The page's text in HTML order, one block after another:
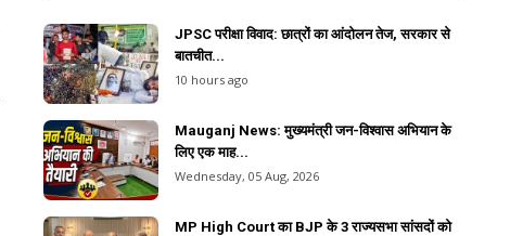
JPSC परीक्षा विवाद: छात्रों का आंदोलन तेज, सरकार से
बातचीत...
10 hours ago
Mauganj News: मुख्यमंत्री जन-विश्वास अभियान के
लिए एक माह...
Wednesday, 05 Aug, 2026
MP High Court का BJP के 3 राज्यसभा सांसदों को